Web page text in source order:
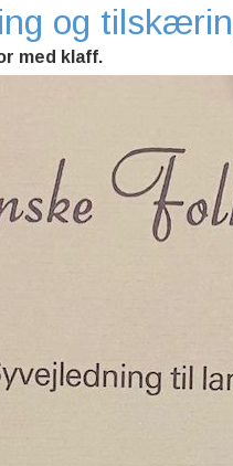
og
med klaff.